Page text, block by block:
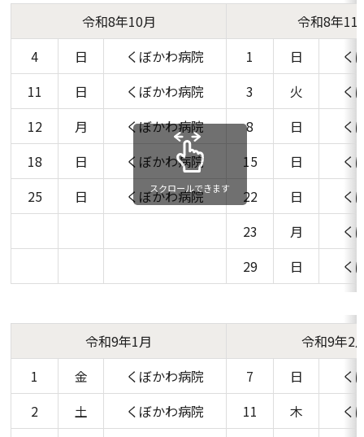
令和8年10月
令和8年11
4
日 くぼかわ病院 1 日
く
11
日 くぼかわ病院 3 火
く
12
月 くぼかわ病院 8 日
く
18
日 くぼかわ病院 15 日
く
25
日 くぼかわ病院 22 日
く
23
月
く
29
日 く
スクロールできます
令和9年1月
令和9年2
1
金 くぼかわ病院 7 日
く
2
土 くぼかわ病院 11 木
く